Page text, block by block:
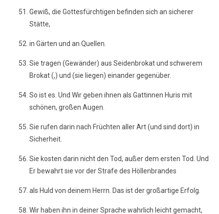
Gewiß, die Gottesfürchtigen befinden sich an sicherer
Stätte,
in Gärten und an Quellen.
Sie tragen (Gewänder) aus Seidenbrokat und schwerem
Brokat (,) und (sie liegen) einander gegenüber.
So ist es. Und Wir geben ihnen als Gattinnen Huris mit
schönen, großen Augen.
Sie rufen darin nach Früchten aller Art (und sind dort) in
Sicherheit.
Sie kosten darin nicht den Tod, außer dem ersten Tod. Und
Er bewahrt sie vor der Strafe des Höllenbrandes
als Huld von deinem Herrn. Das ist der großartige Erfolg.
Wir haben ihn in deiner Sprache wahrlich leicht gemacht,